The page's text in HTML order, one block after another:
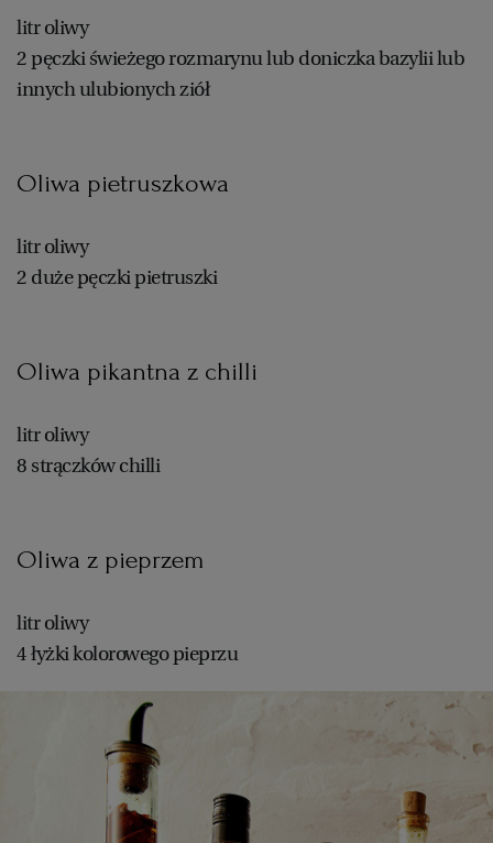
litr oliwy
2 pęczki świeżego rozmarynu lub doniczka bazylii lub
innych ulubionych ziół
Oliwa pietruszkowa
litr oliwy
2 duże pęczki pietruszki
Oliwa pikantna z chilli
litr oliwy
8 strączków chilli
Oliwa z pieprzem
litr oliwy
4 łyżki kolorowego pieprzu